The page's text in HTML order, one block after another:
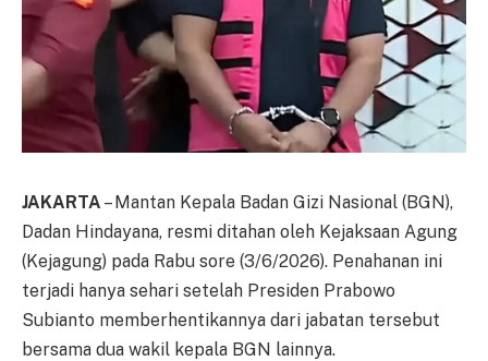
JAKARTA – Mantan Kepala Badan Gizi Nasional (BGN),
Dadan Hindayana, resmi ditahan oleh Kejaksaan Agung
(Kejagung) pada Rabu sore (3/6/2026). Penahanan ini
terjadi hanya sehari setelah Presiden Prabowo
Subianto memberhentikannya dari jabatan tersebut
bersama dua wakil kepala BGN lainnya.